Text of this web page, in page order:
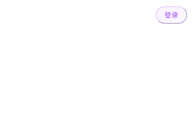
登录